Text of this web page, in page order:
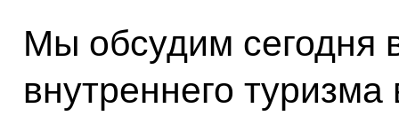
Мы обсудим сегодня
внутреннего